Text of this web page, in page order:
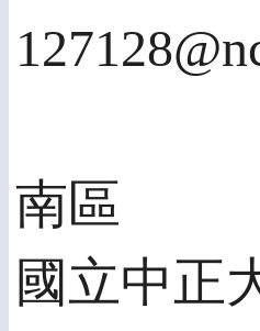
南區
國立中正